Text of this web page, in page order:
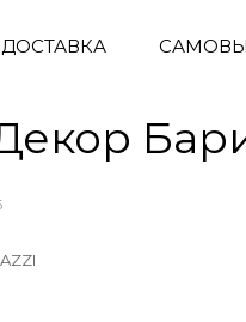
ДОСТАВКА